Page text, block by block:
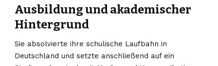
Ausbildung und akademischer
Hintergrund
Sie absolvierte ihre schulische Laufbahn in
Deutschland und setzte anschließend auf ein